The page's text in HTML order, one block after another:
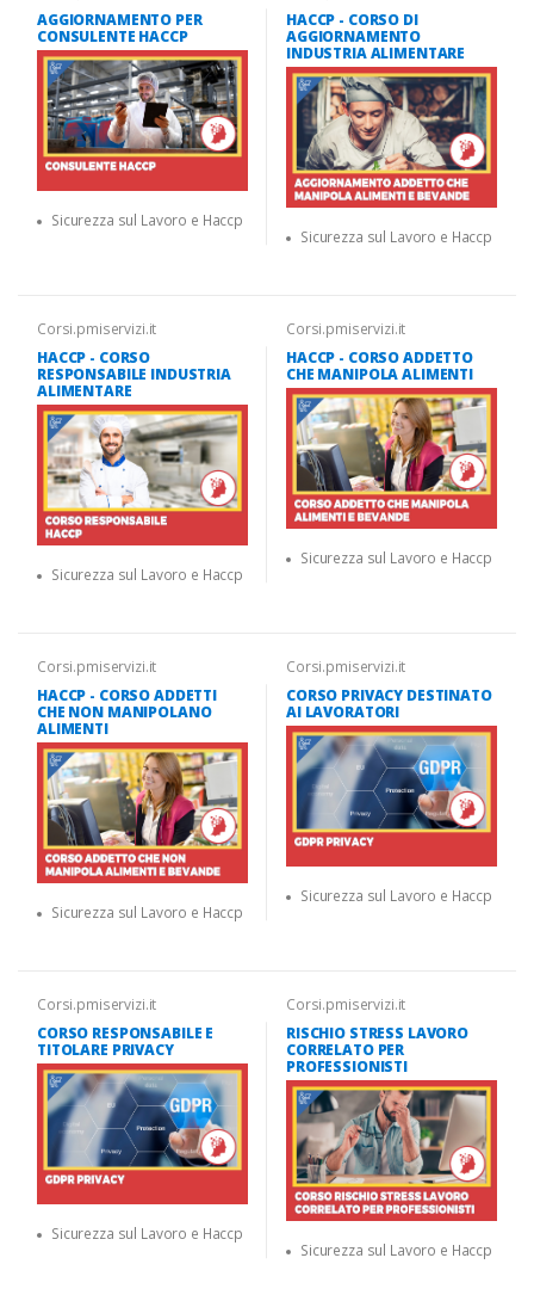
AGGIORNAMENTO PER
CONSULENTE HACCP
Sicurezza sul Lavoro e Haccp
HACCP - CORSO DI
AGGIORNAMENTO
INDUSTRIA ALIMENTARE
Sicurezza sul Lavoro e Haccp
Corsi.pmiservizi.it
HACCP - CORSO
RESPONSABILE INDUSTRIA
ALIMENTARE
Sicurezza sul Lavoro e Haccp
Corsi.pmiservizi.it
HACCP - CORSO ADDETTO
CHE MANIPOLA ALIMENTI
Sicurezza sul Lavoro e Haccp
Corsi.pmiservizi.it
HACCP - CORSO ADDETTI
CHE NON MANIPOLANO
ALIMENTI
Sicurezza sul Lavoro e Haccp
Corsi.pmiservizi.it
CORSO PRIVACY DESTINATO
AI LAVORATORI
Sicurezza sul Lavoro e Haccp
Corsi.pmiservizi.it
CORSO RESPONSABILE E
TITOLARE PRIVACY
Sicurezza sul Lavoro e Haccp
Corsi.pmiservizi.it
RISCHIO STRESS LAVORO
CORRELATO PER
PROFESSIONISTI
Sicurezza sul Lavoro e Haccp